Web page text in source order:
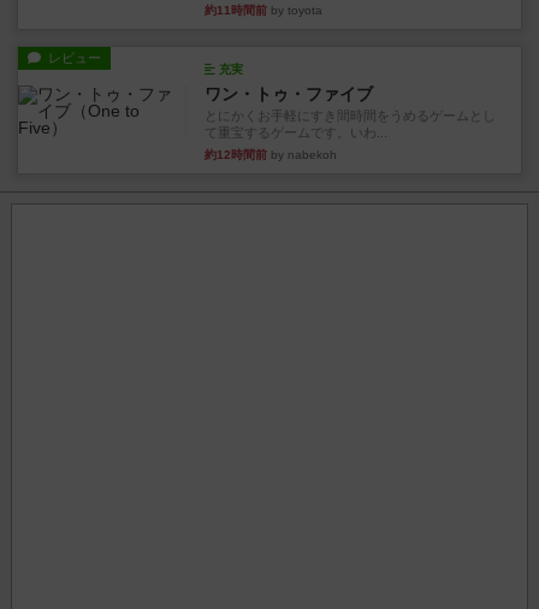
約11時間前 by toyota
レビュー
充実
ワン・トゥ・ファイブ
とにかくお手軽にすき間時間をうめるゲームとし
て重宝するゲームです。いわ...
約12時間前 by nabekoh